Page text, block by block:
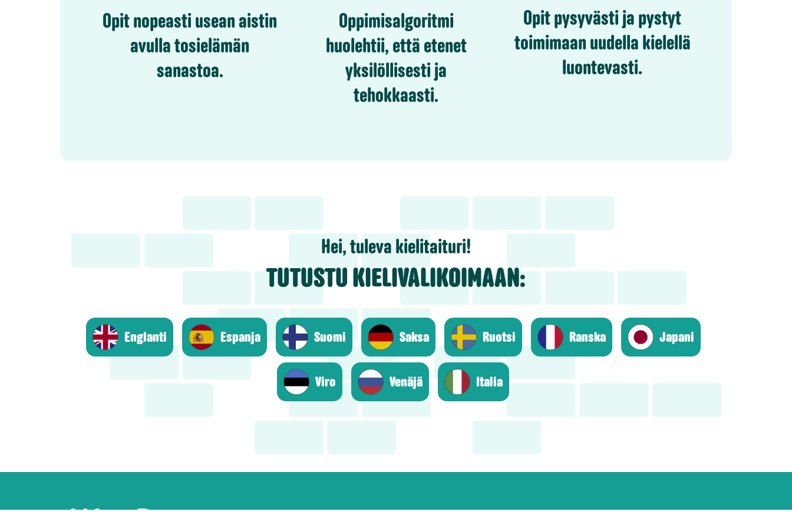
Opit nopeasti usean aistin
avulla tosielämän
sanastoa.
Oppimisalgoritmi
huolehtii, että etenet
yksilöllisesti ja
tehokkaasti.
Opit pysyvästi ja pystyt
toimimaan uudella kielellä
luontevasti.
Hei, tuleva kielitaituri!
TUTUSTU KIELIVALIKOIMAAN:
Englanti Espanja Suomi Saksa Ruotsi Ranska Japani
Viro Venäjä Italia